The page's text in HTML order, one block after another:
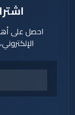
احصل على أهم